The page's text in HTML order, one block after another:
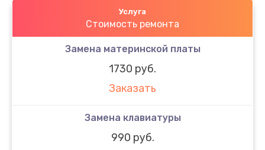
Услуга
Стоимость ремонта
Замена материнской платы
1730 руб.
Заказать
Замена клавиатуры
990 руб.